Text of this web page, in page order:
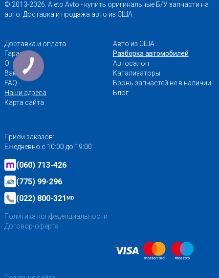
© 2013-2026. Aleto Avto - купить оригинальные Б/У запчасти на
авто. Доставка и продажа авто из США
Доставка и оплата
Гарантии
Отзывы
Вакансии
FAQ
Наши адреса
Карта сайта
Авто из США
Разборка автомобилей
Автосалон
Катализаторы
Бронь запчастей не в наличии
Блог
Приём заказов:
Ежедневно с 10:00 до 19:00
(060) 713-426
(775) 99-296
(022) 800-321MD
Политика конфеденциальности
Договор-оферта